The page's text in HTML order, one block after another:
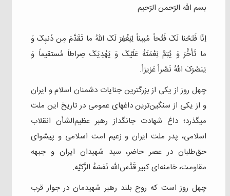
بسم الله الرّحمن الرّحیم
اِنّا فَتَحْنا لَکَ فَتْحاً مُبیناً لِیَغْفِرَ لَکَ اللهُ ما تَقَدَّمَ مِن ذَنبِکَ وَ
ما تَأَخَّرَ وَ یُتِمَّ نِعْمَتَهُ عَلَیْکَ وَ یَهْدِیَکَ صِراطاً مُستقیماً وَ
یَنصُرَکَ اللهُ نَصْراً عَزیزاً.
چهل روز از یکی از بزرگترین جنایات دشمنان اسلام و ایران
و از یکی از سنگین‌ترین داغهای عمومی در تاریخ این ملت
میگذرد؛ داغ شهادت جانگداز رهبر عظیم‌الشأن انقلاب
اسلامی، پدر ملت ایران و زعیم امت اسلامی و پیشوای
حق‌طلبان در عصر حاضر، سید شهیدان ایران و جبهه
مقاومت، خامنه‌ای کبیر قَدَّس‌الله نَفسَهُ‌ الزَّکیَّه.
چهل روز است که روح بلند رهبر شهیدمان در جوار قرب